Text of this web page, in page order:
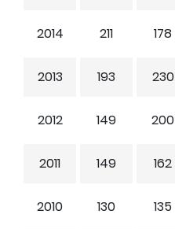
2014 211 178
2013 193 230
2012 149 200
2011 149 162
2010 130 135